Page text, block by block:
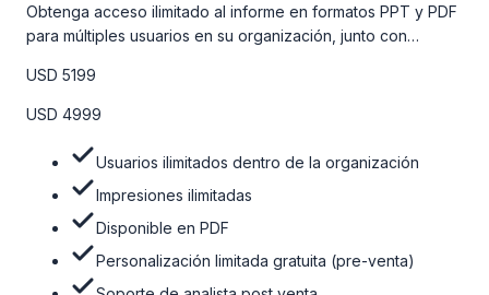
Obtenga acceso ilimitado al informe en formatos PPT y PDF
para múltiples usuarios en su organización, junto con
venta, el soporte post-venta de nuestros analistas y una
opción de actualización gratuita del informe dentro de 180
la tabla de precios a continuación.
USD 5199
USD 4999
Usuarios ilimitados dentro de la organización
Impresiones ilimitadas
Disponible en PDF
Personalización limitada gratuita (pre-venta)